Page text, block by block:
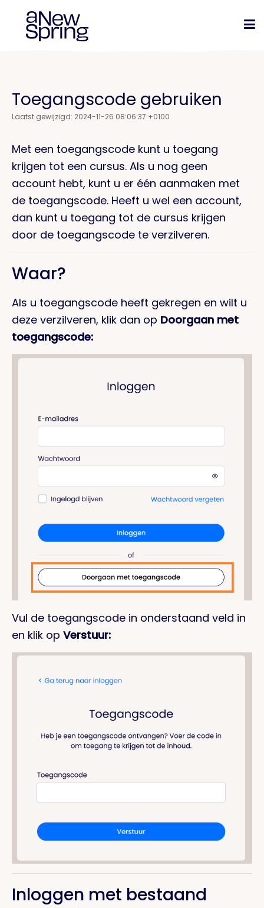
Toegangscode gebruiken
Laatst gewijzigd: 2024-11-26 08:06:37 +0100
Met een toegangscode kunt u toegang
krijgen tot een cursus. Als u nog geen
account hebt, kunt u er één aanmaken met
de toegangscode. Heeft u wel een account,
dan kunt u toegang tot de cursus krijgen
door de toegangscode te verzilveren.
Waar?
Als u toegangscode heeft gekregen en wilt u
deze verzilveren, klik dan op Doorgaan met
toegangscode:
Vul de toegangscode in onderstaand veld in
en klik op Verstuur:
Inloggen met bestaand